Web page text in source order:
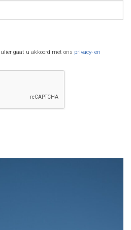
gaat u akkoord met ons privacy- en